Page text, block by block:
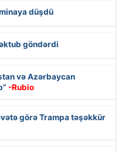
düşdü
göndərdi
və Azərbaycan
-Rubio
görə Trampa təşəkkür